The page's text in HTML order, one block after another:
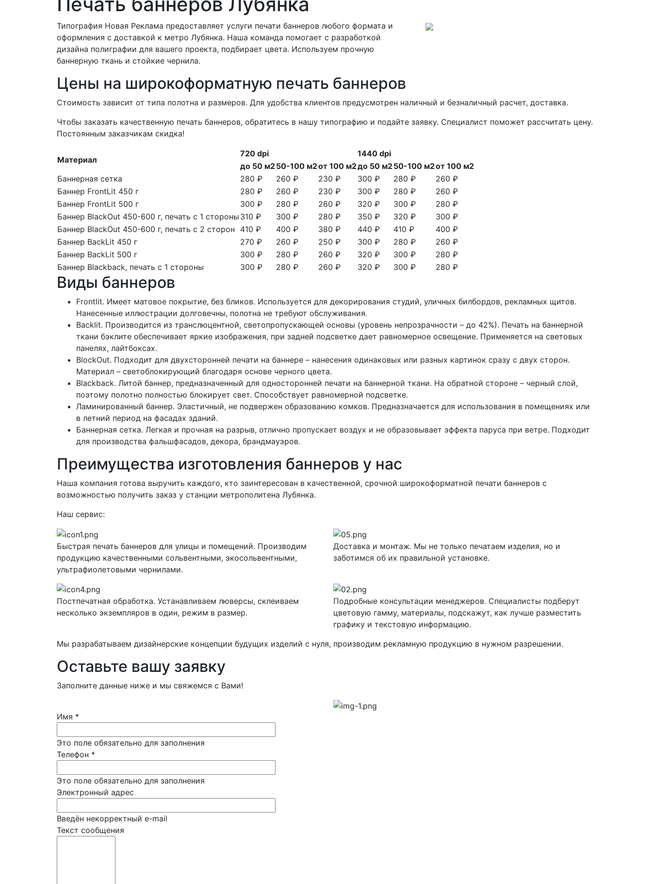
Типография Новая Реклама предоставляет услуги печати баннеров любого формата и
оформления с доставкой к метро Лубянка. Наша команда помогает с разработкой
дизайна полиграфии для вашего проекта, подбирает цвета. Используем прочную
баннерную ткань и стойкие чернила.
Цены на широкоформатную печать баннеров
Стоимость зависит от типа полотна и размеров. Для удобства клиентов предусмотрен наличный и безналичный расчет, доставка.
Чтобы заказать качественную печать баннеров, обратитесь в нашу типографию и подайте заявку. Специалист поможет рассчитать цену.
Постоянным заказчикам скидка!
Материал
720 dpi
1440 dpi
до 50 м250-100 м2от 100 м2до 50 м250-100 м2от 100 м2
Баннерная сетка
280 ₽ 260 ₽ 230 ₽ 300 ₽ 280 ₽
260 ₽
Баннер FrontLit 450 г
280 ₽ 260 ₽ 230 ₽ 300 ₽ 280 ₽
260 ₽
Баннер FrontLit 500 г
300 ₽ 280 ₽ 260 ₽ 320 ₽ 300 ₽
280 ₽
Баннер BlackOut 450-600 г, печать с 1 стороны 310 ₽ 300 ₽ 280 ₽ 350 ₽ 320 ₽
300 ₽
Баннер BlackOut 450-600 г, печать с 2 сторон
410 ₽ 400 ₽ 380 ₽ 440 ₽ 410 ₽
400 ₽
Баннер BackLit 450 г
270 ₽ 260 ₽ 250 ₽ 300 ₽ 280 ₽
260 ₽
Баннер BackLit 500 г
300 ₽ 280 ₽ 260 ₽ 320 ₽ 300 ₽
280 ₽
Баннер Blackback, печать с 1 стороны
300 ₽ 280 ₽ 260 ₽ 320 ₽ 300 ₽ 280 ₽
Виды баннеров
Frontlit. Имеет матовое покрытие, без бликов. Используется для декорирования студий, уличных билбордов, рекламных щитов.
Нанесенные иллюстрации долговечны, полотна не требуют обслуживания.
Backlit. Производится из транслюцентной, светопропускающей основы (уровень непрозрачности – до 42%). Печать на баннерной
ткани бэклите обеспечивает яркие изображения, при задней подсветке дает равномерное освещение. Применяется на световых
панелях, лайтбоксах.
BlockOut. Подходит для двухсторонней печати на баннере – нанесения одинаковых или разных картинок сразу с двух сторон.
Материал – светоблокирующий благодаря основе черного цвета.
Blackback. Литой баннер, предназначенный для односторонней печати на баннерной ткани. На обратной стороне – черный слой,
поэтому полотно полностью блокирует свет. Способствует равномерной подсветке.
Ламинированный баннер. Эластичный, не подвержен образованию комков. Предназначается для использования в помещениях или
в летний период на фасадах зданий.
Баннерная сетка. Легкая и прочная на разрыв, отлично пропускает воздух и не образовывает эффекта паруса при ветре. Подходит
для производства фальшфасадов, декора, брандмауэров.
Преимущества изготовления баннеров у нас
Наша компания готова выручить каждого, кто заинтересован в качественной, срочной широкоформатной печати баннеров с
возможностью получить заказ у станции метрополитена Лубянка.
Наш сервис:
Быстрая печать баннеров для улицы и помещений. Производим
продукцию качественными сольвентными, экосольвентными,
ультрафиолетовыми чернилами.
Доставка и монтаж. Мы не только печатаем изделия, но и
заботимся об их правильной установке.
Постпечатная обработка. Устанавливаем люверсы, склеиваем
несколько экземпляров в один, режим в размер.
Подробные консультации менеджеров. Специалисты подберут
цветовую гамму, материалы, подскажут, как лучше разместить
графику и текстовую информацию.
Мы разрабатываем дизайнерские концепции будущих изделий с нуля, производим рекламную продукцию в нужном разрешении.
Оставьте вашу заявку
Заполните данные ниже и мы свяжемся с Вами!
Имя *
Это поле обязательно для заполнения
Телефон *
Это поле обязательно для заполнения
Электронный адрес
Введён некорректный e-mail
Текст сообщения